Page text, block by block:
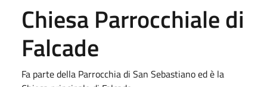
Chiesa Parrocchiale di
Falcade
Fa parte della Parrocchia di San Sebastiano ed è la